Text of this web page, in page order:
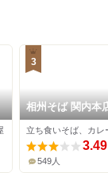
3
相州そば 関内本
3.49
549人